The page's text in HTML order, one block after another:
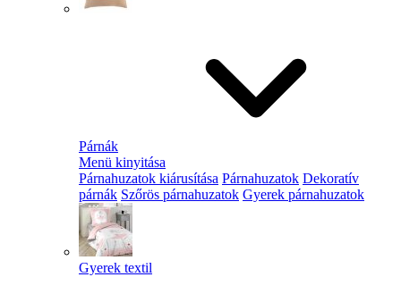
Párnák
Menü kinyitása
Párnahuzatok kiárusítása Párnahuzatok Dekoratív
párnák Szőrös párnahuzatok Gyerek párnahuzatok
Gyerek textil